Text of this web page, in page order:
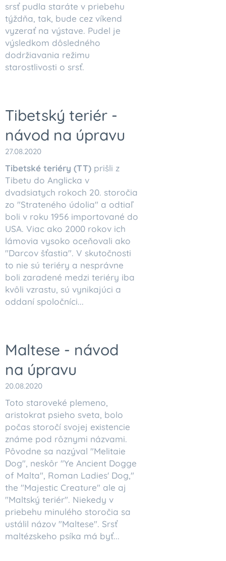
srsť pudla staráte v priebehu
týždňa, tak, bude cez víkend
vyzerať na výstave. Pudel je
výsledkom dôsledného
dodržiavania režimu
starostlivosti o srsť.
Tibetský teriér -
návod na úpravu
27.08.2020
Tibetské teriéry (TT) prišli z
Tibetu do Anglicka v
dvadsiatych rokoch 20. storočia
zo "Strateného údolia" a odtiaľ
boli v roku 1956 importované do
USA. Viac ako 2000 rokov ich
lámovia vysoko oceňovali ako
"Darcov šťastia". V skutočnosti
to nie sú teriéry a nesprávne
boli zaradené medzi teriéry iba
kvôli vzrastu, sú vynikajúci a
oddaní spoločníci...
Maltese - návod
na úpravu
20.08.2020
Toto staroveké plemeno,
aristokrat psieho sveta, bolo
počas storočí svojej existencie
známe pod rôznymi názvami.
Pôvodne sa nazýval "Melitaie
Dog", neskôr "Ye Ancient Dogge
of Malta", Roman Ladies' Dog,"
the "Majestic Creature" ale aj
"Maltský teriér". Niekedy v
priebehu minulého storočia sa
ustálil názov "Maltese". Srsť
maltézskeho psíka má byť...